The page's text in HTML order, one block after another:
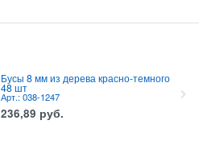
Бусы 8 мм из дерева красно-темного
48 шт
Арт.: 038-1247
236,89 руб.